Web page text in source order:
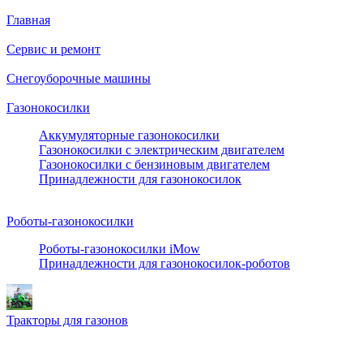
Главная
Сервис и ремонт
Снегоуборочные машины
Газонокосилки
Аккумуляторные газонокосилки
Газонокосилки с электрическим двигателем
Газонокосилки с бензиновым двигателем
Принадлежности для газонокосилок
Роботы-газонокосилки
Роботы-газонокосилки iMow
Принадлежности для газонокосилок-роботов
Тракторы для газонов